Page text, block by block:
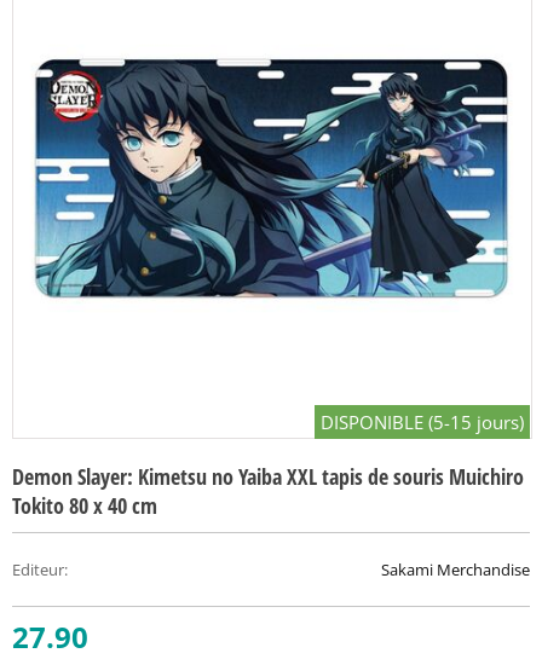
DISPONIBLE (5-15 jours)
Demon Slayer: Kimetsu no Yaiba XXL tapis de souris Muichiro
Tokito 80 x 40 cm
Editeur: Sakami Merchandise
27.90